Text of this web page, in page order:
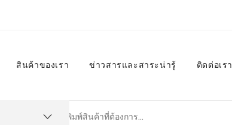
สินค้าของเรา ข่าวสารและสาระน่ารู้ ติดต่อเรา